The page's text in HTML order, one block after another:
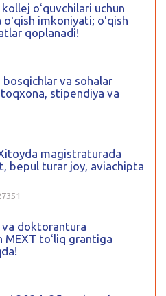
oʻquvchilari uchun
imkoniyati; oʻqish
qoplanadi!
va sohalar
stipendiya va
magistraturada
bepul turar joy, aviachipta
va doktorantura
MEXT toʻliq grantiga